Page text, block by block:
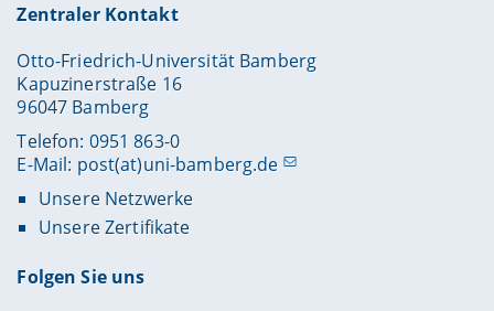
Zentraler Kontakt
Otto-Friedrich-Universität Bamberg
Kapuzinerstraße 16
96047 Bamberg
Telefon: 0951 863-0
E-Mail: post(at)uni-bamberg.de
Unsere Netzwerke
Unsere Zertifikate
Folgen Sie uns